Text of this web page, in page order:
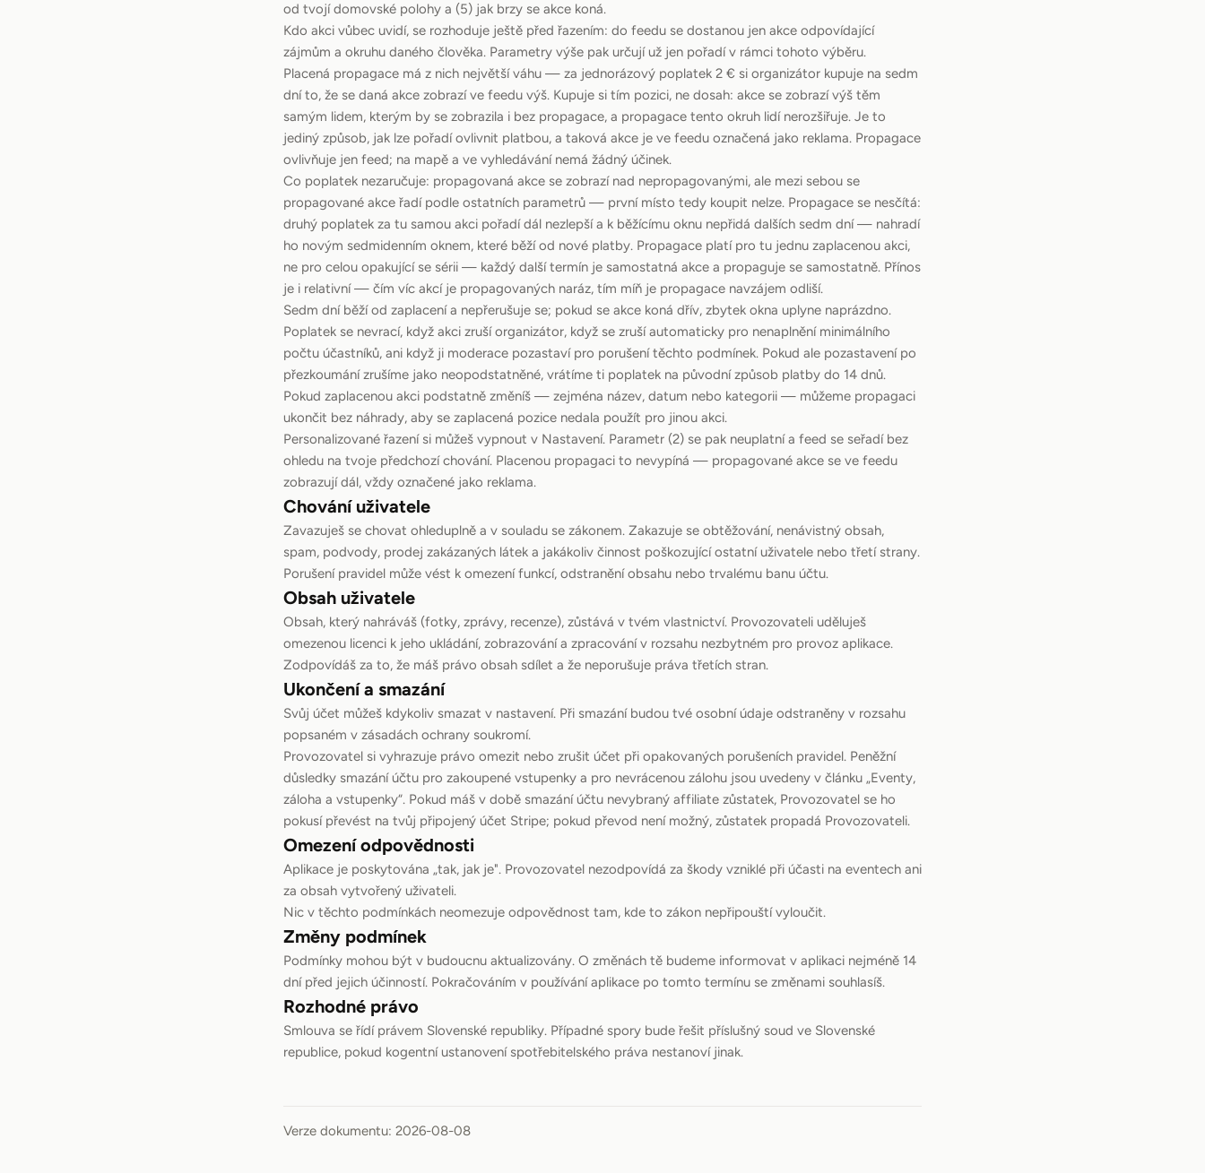
od tvojí domovské polohy a (5) jak brzy se akce koná.
Kdo akci vůbec uvidí, se rozhoduje ještě před řazením: do feedu se dostanou jen akce odpovídající
zájmům a okruhu daného člověka. Parametry výše pak určují už jen pořadí v rámci tohoto výběru.
Placená propagace má z nich největší váhu — za jednorázový poplatek 2 € si organizátor kupuje na sedm
dní to, že se daná akce zobrazí ve feedu výš. Kupuje si tím pozici, ne dosah: akce se zobrazí výš těm
samým lidem, kterým by se zobrazila i bez propagace, a propagace tento okruh lidí nerozšiřuje. Je to
jediný způsob, jak lze pořadí ovlivnit platbou, a taková akce je ve feedu označená jako reklama. Propagace
ovlivňuje jen feed; na mapě a ve vyhledávání nemá žádný účinek.
Co poplatek nezaručuje: propagovaná akce se zobrazí nad nepropagovanými, ale mezi sebou se
propagované akce řadí podle ostatních parametrů — první místo tedy koupit nelze. Propagace se nesčítá:
druhý poplatek za tu samou akci pořadí dál nezlepší a k běžícímu oknu nepřidá dalších sedm dní — nahradí
ho novým sedmidenním oknem, které běží od nové platby. Propagace platí pro tu jednu zaplacenou akci,
ne pro celou opakující se sérii — každý další termín je samostatná akce a propaguje se samostatně. Přínos
je i relativní — čím víc akcí je propagovaných naráz, tím míň je propagace navzájem odliší.
Sedm dní běží od zaplacení a nepřerušuje se; pokud se akce koná dřív, zbytek okna uplyne naprázdno.
Poplatek se nevrací, když akci zruší organizátor, když se zruší automaticky pro nenaplnění minimálního
počtu účastníků, ani když ji moderace pozastaví pro porušení těchto podmínek. Pokud ale pozastavení po
přezkoumání zrušíme jako neopodstatněné, vrátíme ti poplatek na původní způsob platby do 14 dnů.
Pokud zaplacenou akci podstatně změníš — zejména název, datum nebo kategorii — můžeme propagaci
ukončit bez náhrady, aby se zaplacená pozice nedala použít pro jinou akci.
Personalizované řazení si můžeš vypnout v Nastavení. Parametr (2) se pak neuplatní a feed se seřadí bez
ohledu na tvoje předchozí chování. Placenou propagaci to nevypíná — propagované akce se ve feedu
zobrazují dál, vždy označené jako reklama.
Chování uživatele
Zavazuješ se chovat ohleduplně a v souladu se zákonem. Zakazuje se obtěžování, nenávistný obsah,
spam, podvody, prodej zakázaných látek a jakákoliv činnost poškozující ostatní uživatele nebo třetí strany.
Porušení pravidel může vést k omezení funkcí, odstranění obsahu nebo trvalému banu účtu.
Obsah uživatele
Obsah, který nahráváš (fotky, zprávy, recenze), zůstává v tvém vlastnictví. Provozovateli uděluješ
omezenou licenci k jeho ukládání, zobrazování a zpracování v rozsahu nezbytném pro provoz aplikace.
Zodpovídáš za to, že máš právo obsah sdílet a že neporušuje práva třetích stran.
Ukončení a smazání
Svůj účet můžeš kdykoliv smazat v nastavení. Při smazání budou tvé osobní údaje odstraněny v rozsahu
popsaném v zásadách ochrany soukromí.
Provozovatel si vyhrazuje právo omezit nebo zrušit účet při opakovaných porušeních pravidel. Peněžní
důsledky smazání účtu pro zakoupené vstupenky a pro nevrácenou zálohu jsou uvedeny v článku „Eventy,
záloha a vstupenky“. Pokud máš v době smazání účtu nevybraný affiliate zůstatek, Provozovatel se ho
pokusí převést na tvůj připojený účet Stripe; pokud převod není možný, zůstatek propadá Provozovateli.
Omezení odpovědnosti
Aplikace je poskytována „tak, jak je". Provozovatel nezodpovídá za škody vzniklé při účasti na eventech ani
za obsah vytvořený uživateli.
Nic v těchto podmínkách neomezuje odpovědnost tam, kde to zákon nepřipouští vyloučit.
Změny podmínek
Podmínky mohou být v budoucnu aktualizovány. O změnách tě budeme informovat v aplikaci nejméně 14
dní před jejich účinností. Pokračováním v používání aplikace po tomto termínu se změnami souhlasíš.
Rozhodné právo
Smlouva se řídí právem Slovenské republiky. Případné spory bude řešit příslušný soud ve Slovenské
republice, pokud kogentní ustanovení spotřebitelského práva nestanoví jinak.
Verze dokumentu: 2026-08-08